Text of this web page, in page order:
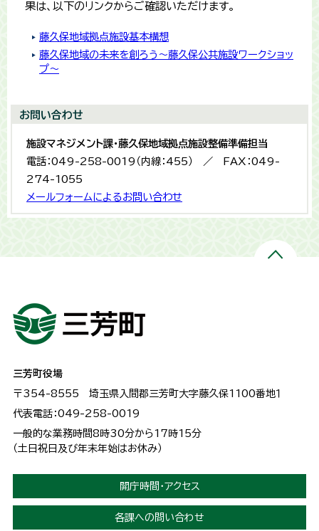
果は、以下のリンクからご確認いただけます。
藤久保地域拠点施設基本構想
藤久保地域の未来を創ろう～藤久保公共施設ワークショッ
プ～
お問い合わせ
施設マネジメント課・藤久保地域拠点施設整備準備担当
電話：049-258-0019（内線：455） ／ FAX：049-
274-1055
メールフォームによるお問い合わせ
三芳町役場
〒354-8555 埼玉県入間郡三芳町大字藤久保1100番地１
代表電話：049-258-0019
一般的な業務時間8時30分から17時15分
（土日祝日及び年末年始はお休み）
開庁時間・アクセス
各課への問い合わせ